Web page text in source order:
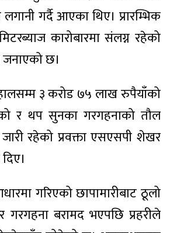
गर्दै आएका थिए। प्रारम्भिक
कारोबारमा संलग्न रहेको
जनाएको छ।
३ करोड ७५ लाख रुपैयाँको
र थप सुनका गरगहनाको तौल
रहेको प्रवक्ता एसएसपी शेखर
गरिएको छापामारीबाट ठूलो
गरगहना बरामद भएपछि प्रहरीले